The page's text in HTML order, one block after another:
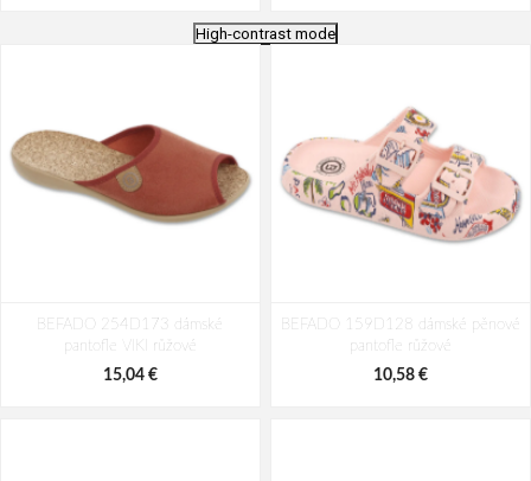
růžové méďové
15,92 €
růžové kytky
15,92 €
High-contrast mode
BEFADO 254D173 dámské
pantofle VIKI růžové
15,04 €
BEFADO 159D128 dámské pěnové
pantofle růžové
10,58 €